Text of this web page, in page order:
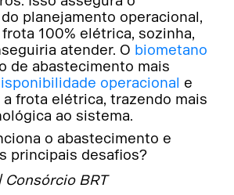
planejamento operacional,
100% elétrica, sozinha,
atender. O biometano
de abastecimento mais
operacional e
frota elétrica, trazendo mais
ao sistema.
o abastecimento e
principais desafios?
Consórcio BRT